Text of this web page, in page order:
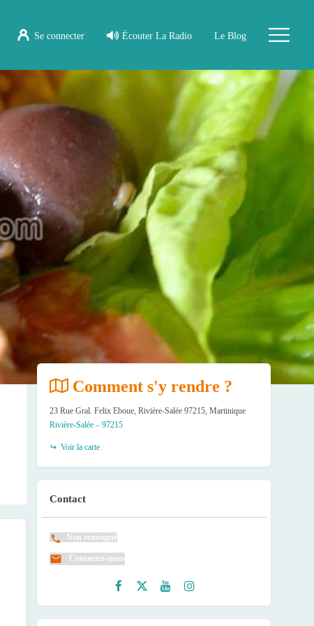
Se connecter Écouter La Radio Le Blog
Comment s'y rendre ?
23 Rue Gral. Felix Eboue, Rivière-Salée 97215, Martinique
Rivière-Salée – 97215
Voir la carte
Contact
Non renseigné
Contactez-nous